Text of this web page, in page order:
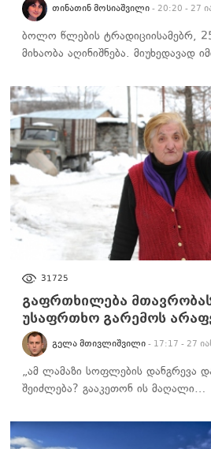
ᲗᲘᲜᲐᲗᲘᲜ ᲛᲝᲡᲘᲐᲨᲕᲘᲚᲘ - 20:20 - 27
ბოლო წლების ტრადიციისამებრ,
მიხაობა აღინიშნება. მიუხედავად
31725
გაფრთხილება
უსაფრთხო გარემოს
ᲒᲔᲚᲐ ᲛᲗᲘᲕᲚᲘᲨᲕᲘᲚᲘ - 17:17 - 27
„ამ ლამაზი სოფლების დანგრევა
შეიძლება? გააკეთონ ის მაღალი…